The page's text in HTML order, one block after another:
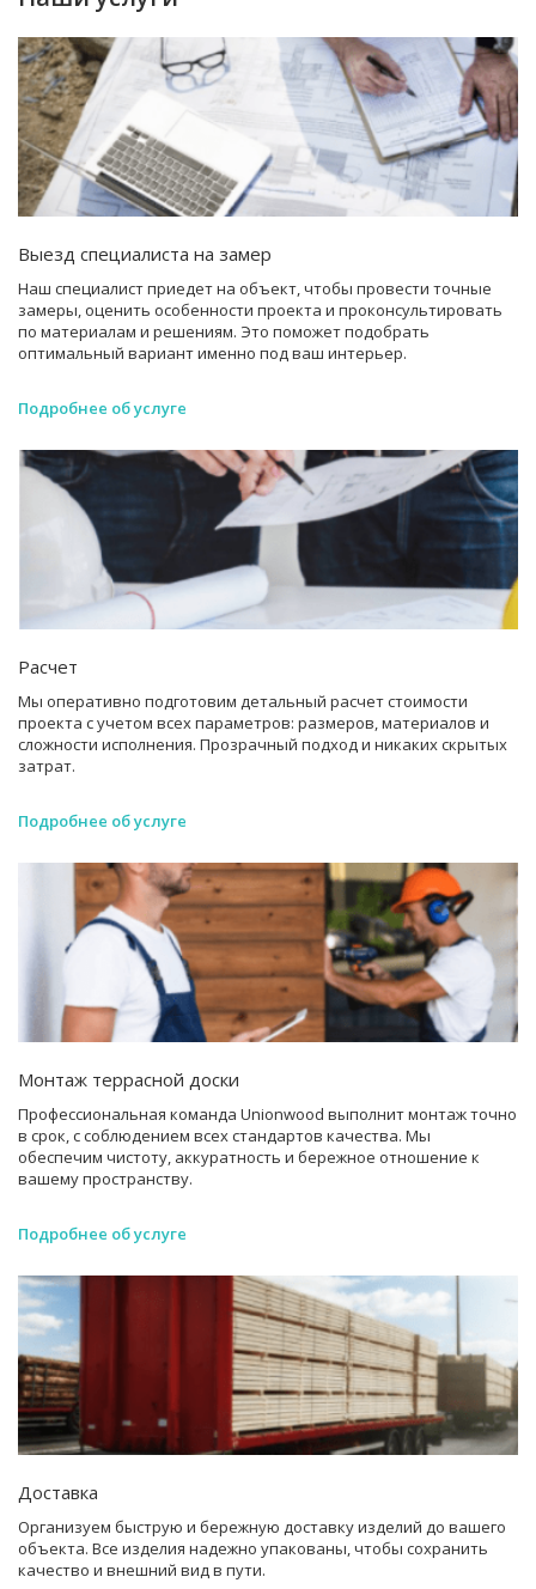
Выезд специалиста на замер
Наш специалист приедет на объект, чтобы провести точные
замеры, оценить особенности проекта и проконсультировать
по материалам и решениям. Это поможет подобрать
оптимальный вариант именно под ваш интерьер.
Подробнее об услуге
Расчет
Мы оперативно подготовим детальный расчет стоимости
проекта с учетом всех параметров: размеров, материалов и
сложности исполнения. Прозрачный подход и никаких скрытых
затрат.
Подробнее об услуге
Монтаж террасной доски
Профессиональная команда Unionwood выполнит монтаж точно
в срок, с соблюдением всех стандартов качества. Мы
обеспечим чистоту, аккуратность и бережное отношение к
вашему пространству.
Подробнее об услуге
Доставка
Организуем быструю и бережную доставку изделий до вашего
объекта. Все изделия надежно упакованы, чтобы сохранить
качество и внешний вид в пути.